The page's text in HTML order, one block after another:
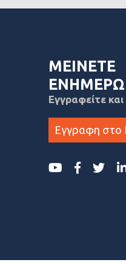
ΜΕΙΝΕΤΕ
Εγγραφείτε
Εγγραφη στο